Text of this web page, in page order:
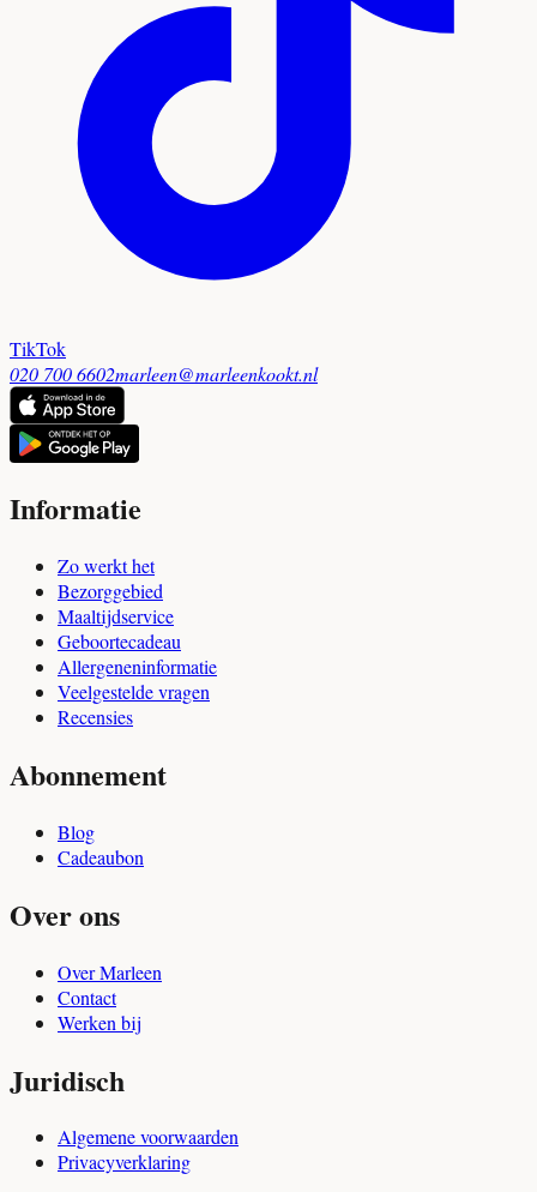
TikTok
020 700 6602marleen@marleenkookt.nl
Informatie
Zo werkt het
Bezorggebied
Maaltijdservice
Geboortecadeau
Allergeneninformatie
Veelgestelde vragen
Recensies
Abonnement
Blog
Cadeaubon
Over ons
Over Marleen
Contact
Werken bij
Juridisch
Algemene voorwaarden
Privacyverklaring